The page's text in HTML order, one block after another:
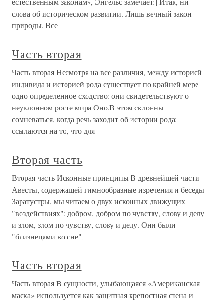
слова об историческом развитии. Лишь вечный закон
природы. Все
Часть вторая
Часть вторая Несмотря на все различия, между историей
индивида и историей рода существует по крайней мере
одно определенное сходство: они свидетельствуют о
неуклонном росте мира Оно.В этом склонны
сомневаться, когда речь заходит об истории рода:
ссылаются на то, что для
Вторая часть
Вторая часть Исконные принципы В древнейшей части
Авесты, содержащей гимнообразные изречения и беседы
Заратустры, мы читаем о двух исконных движущих
"воздействиях": добром, добром по чувству, слову и делу
и злом, злом по чувству, слову и делу. Они были
"близнецами во сне",
Часть вторая
Часть вторая В сущности, улыбающаяся «Американская
маска» используется как защитная крепостная стена и